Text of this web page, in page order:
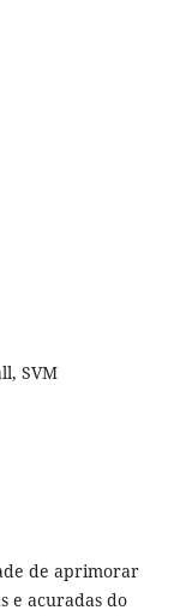
SVM
de aprimorar
e acuradas do